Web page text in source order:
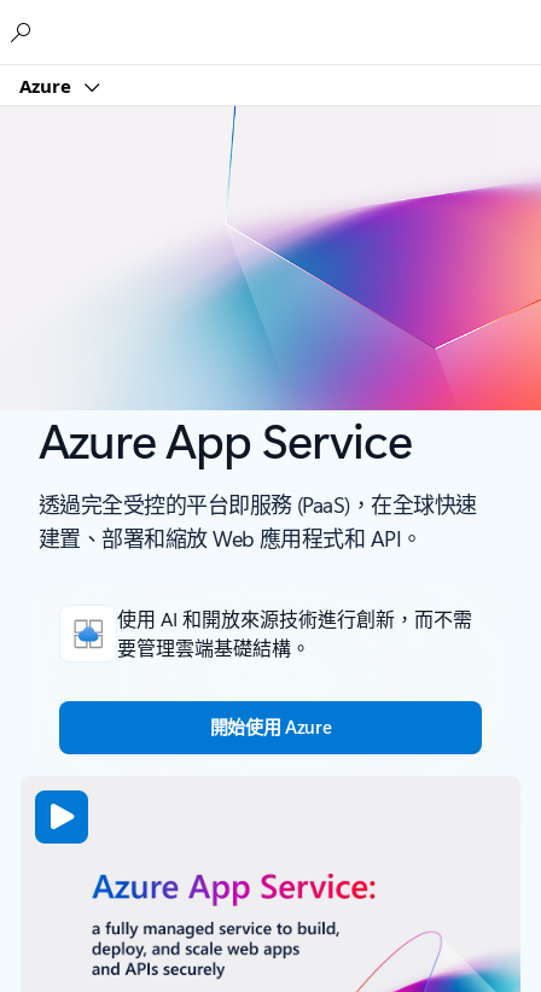
Azure
Azure App Service
透過完全受控的平台即服務 (PaaS)，在全球快速
建置、部署和縮放 Web 應用程式和 API。
使用 AI 和開放來源技術進行創新，而不需
要管理雲端基礎結構。
開始使用 Azure